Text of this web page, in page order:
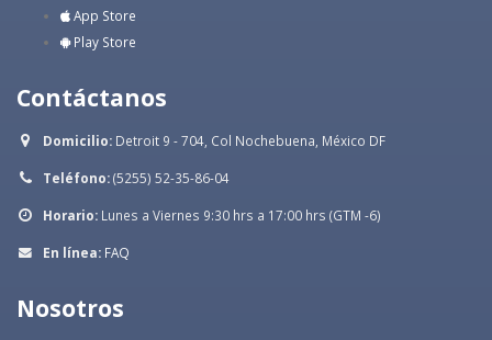
App Store
Play Store
Contáctanos
Domicilio: Detroit 9 - 704, Col Nochebuena, México DF
Teléfono:(5255) 52-35-86-04
Horario: Lunes a Viernes 9:30 hrs a 17:00 hrs (GTM -6)
En línea: FAQ
Nosotros